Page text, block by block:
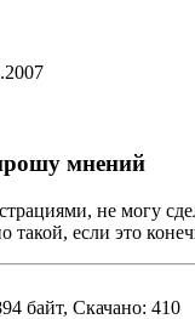
мнений
не могу
если это
байт, Скачано: 410